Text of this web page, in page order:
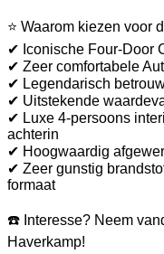
⭐ Waarom kiezen voor
✔ Iconische Four-Door
✔ Zeer comfortabele
✔ Legendarisch
✔ Uitstekende
✔ Luxe 4-persoons
achterin
✔ Hoogwaardig
✔ Zeer gunstig
formaat
☎️ Interesse? Neem
Haverkamp!